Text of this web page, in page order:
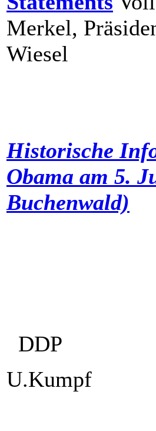
Merkel,
Wiesel
Historische
Obama am 5.
Buchenwald)
DDP
U.Kumpf